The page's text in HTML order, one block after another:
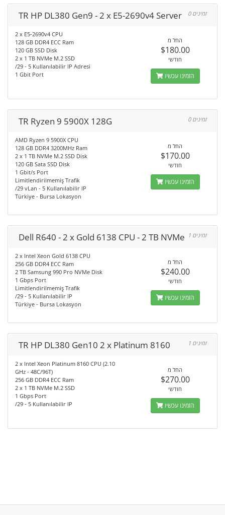
TR HP DL380 Gen9 - 2 x E5-2690v4 Server 0 זמינים
2 x E5-2690v4 CPU
128 GB DDR4 ECC Ram
120 GB SSD Disk
2 x 1 TB NVMe M.2 SSD
/29 - 5 Kullanılabilir IP Adresi
1 Gbit Port
החל מ
$180.00
חודשי
הזמינו עכשיו
TR Ryzen 9 5900X 128G 0 זמינים
AMD Ryzen 9 5900X CPU
128 GB DDR4 3200MHz Ram
2 x 1 TB NVMe M.2 SSD Disk
120 GB Sata SSD Disk
1 Gbit/s Port
Limitlendirilmemiş Trafik
/29 vLan - 5 Kullanılabilir IP
Türkiye - Bursa Lokasyon
החל מ
$170.00
חודשי
הזמינו עכשיו
Dell R640 - 2 x Gold 6138 CPU - 2 TB NVMe 1 זמינים
2 x Intel Xeon Gold 6138 CPU
256 GB DDR4 ECC Ram
2 TB Samsung 990 Pro NVMe Disk
1 Gbps Port
Limitlendirilmemiş Trafik
/29 - 5 Kullanılabilir IP
Türkiye - Bursa Lokasyon
החל מ
$240.00
חודשי
הזמינו עכשיו
TR HP DL380 Gen10 2 x Platinum 8160 1 זמינים
2 x Intel Xeon Platinum 8160 CPU (2.10
GHz - 48C/96T)
256 GB DDR4 ECC Ram
2 x 1 TB NVMe M.2 SSD
1 Gbps Port
/29 - 5 Kullanılabilir IP
החל מ
$270.00
חודשי
הזמינו עכשיו